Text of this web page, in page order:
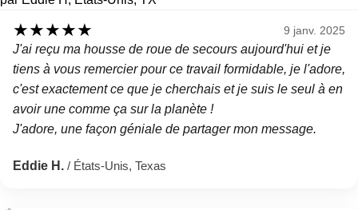
★★★★★ 9 janv. 2025
J'ai reçu ma housse de roue de secours aujourd'hui et je
tiens à vous remercier pour ce travail formidable, je l'adore,
c'est exactement ce que je cherchais et je suis le seul à en
avoir une comme ça sur la planète !
J'adore, une façon géniale de partager mon message.
Eddie H. / États-Unis, Texas